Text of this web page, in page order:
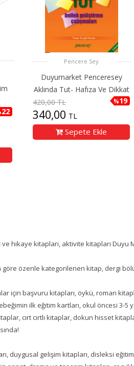
22
Pencere Sey
Duyumarket Penceresey
Aklında Tut- Hafıza Ve Dikkat
420,00 TL
340,00 TL
%19
Sepete Ekle
hikaye kitapları, aktivite kitapları Duyu
göre özenle kategorilenen kitap, dergi
için başvuru kitapları, öykü, roman
ilk eğitim kartları, okul öncesi 3-
cırt cırtlı kitaplar, dokun hisset
duygusal gelişim kitapları, disleksi